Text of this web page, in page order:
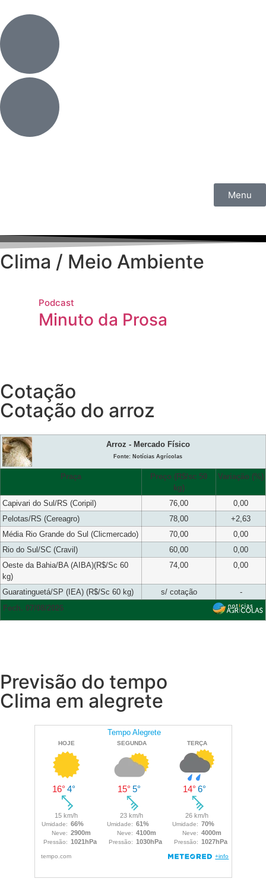
Menu
Clima / Meio Ambiente
Podcast
Minuto da Prosa
Cotação
Cotação do arroz
Arroz - Mercado Físico
Fonte: Notícias Agrícolas
Praça
Preço (R$/sc 50
kg)
Variação (%)
Capivari do Sul/RS (Coripil) 76,00
0,00
Pelotas/RS (Cereagro)
78,00
+2,63
Média Rio Grande do Sul (Clicmercado)
70,00
0,00
Rio do Sul/SC (Cravil)
60,00
0,00
Oeste da Bahia/BA (AIBA)(R$/Sc 60
kg)
74,00 0,00
Guaratinguetá/SP (IEA) (R$/Sc 60 kg) s/ cotação
-
Fech. 07/08/2026
Previsão do tempo
Clima em alegrete